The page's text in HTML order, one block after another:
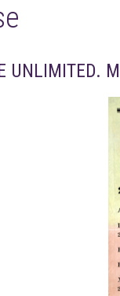
UNLIMITED.